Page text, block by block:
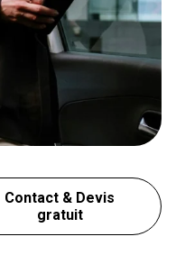
Contact & Devis
gratuit